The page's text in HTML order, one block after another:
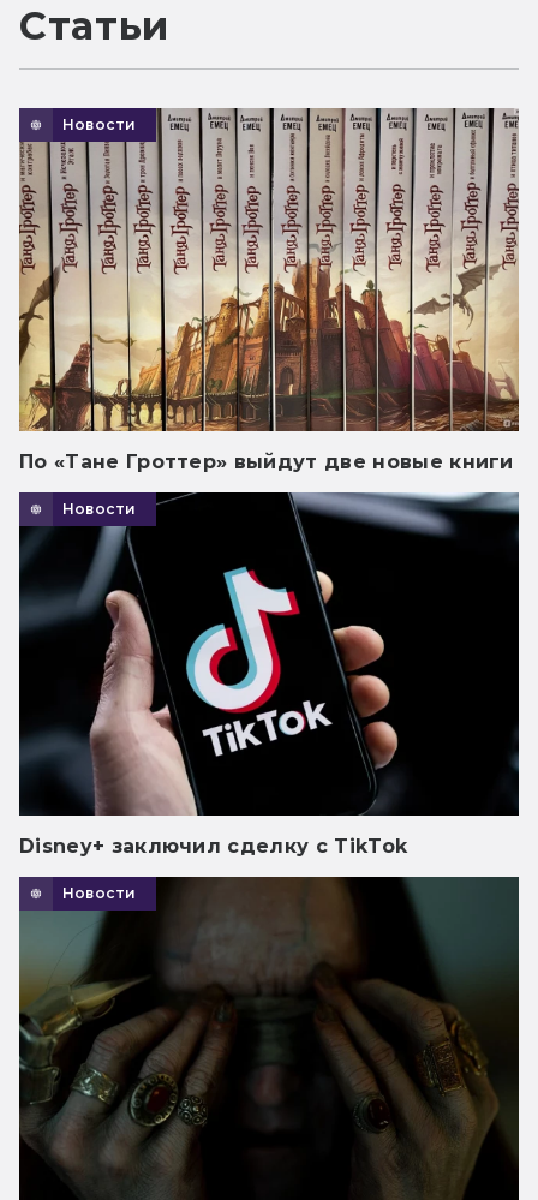
Статьи
Новости
По «Тане Гроттер» выйдут две новые книги
Новости
Disney+ заключил сделку с TikTok
Новости